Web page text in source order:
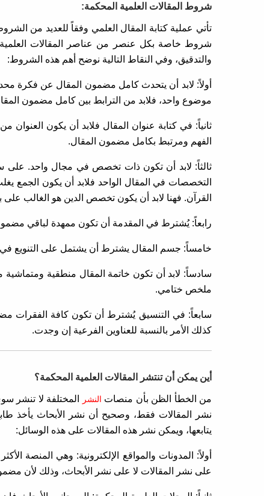
شروط المقالات العلمية المحكمة:
تأتي عملية كتابة المقال العلمي وفقاً للعديد من
شروط خاصة بكل عنصر من عناصر المقالات
والتدقيق، وفي النقاط التالية نوضح أهم هذه الشروط:
أولاً: لابد أن يتحدث كامل مضمون المقال عن فكرة
موضوع واحد، فلابد من الترابط بين كامل مضمون
ثانياً: في كتابة عنوان المقال فلابد أن يكون
الفهم ومرتبط بكامل مضمون المقال.
ثالثاً: لابد أن تكون ذات تخصص في مجال واحد. على
التخصصات في المقال الواحد فلابد أن يكون الجمع
القرآن. فهنا لابد أن يكون تخصص الدين هو الغالب
رابعاً: يُشترط في المقدمة أن تكون ممهدة لباقي
خامساً: جسم المقال يشترط أن يشتمل على التنويع في
سادساً: لابد أن تكون خاتمة المقال منطقية
ملخص ختامي.
سابعاً: في التنسيق يُشترط أن تكون كافة الفقرات
كذلك الأمر بالنسبة للعناوين الفرعية إن وجدت.
أين يمكن أن تنتشر المقالات العلمية المحكمة؟
من الخطأ الظن بأن منصات النشر
المختلفة لا تنشر
نشر المقالات فقط، وصحيح أن نشر الأبحاث يأخذ
يتابعها، ويمكن نشر هذه المقالات على هذه الوسائل:
أولاً: المدونات والمواقع الإلكترونية: وهي المنصة
على نشر المقالات لا على نشر الأبحاث، وذلك لأن